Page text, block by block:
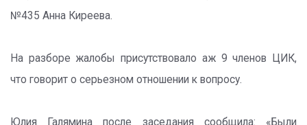
№435 Анна Киреева.
На разборе жалобы присутствовало аж 9 членов ЦИК,
что говорит о серьезном отношении к вопросу.
Юлия Галямина после заседания сообщила: «Были